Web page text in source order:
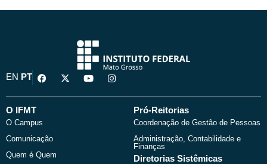
EN PT
F
a
e
o
k
X
-
w
Y
o
t
I
n
t
O IFMT
O Campus
Comunicação
Quem é Quem
Pró-Reitorias
Coordenação de Gestão de Pessoas
Administração, Contabilidade e
Finanças
Diretorias Sistêmicas